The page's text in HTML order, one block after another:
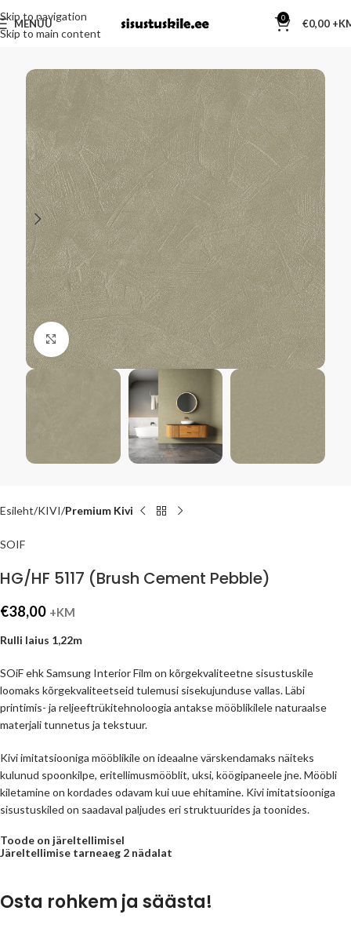
Skip to navigation
Skip to main content
MENÜÜ 0 €0,00
Kliki suurendamiseks
Esileht KIVI Premium Kivi
SOIF
HG/HF 5117 (Brush Cement Pebble)
€38,00 +KM
Rulli laius 1,22m
SOiF ehk Samsung Interior Film on kõrgekvaliteetne sisustuskile
loomaks kõrgekvaliteetseid tulemusi sisekujunduse vallas. Läbi
printimis- ja reljeeftrükitehnoloogia antakse mööblikilele naturaalse
materjali tunnetus ja tekstuur.
Kivi imitatsiooniga mööblikile on ideaalne värskendamaks näiteks
kulunud spoonkilpe, eritellimusmööblit, uksi, köögipaneele jne. Mööbli
kiletamine on kordades odavam kui uue ehitamine. Kivi imitatsiooniga
sisustuskiled on saadaval paljudes eri struktuurides ja toonides.
Toode on järeltellimisel
Järeltellimise tarneaeg 2 nädalat
Osta rohkem ja säästa!